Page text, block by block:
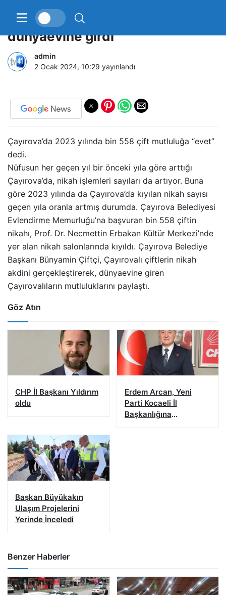
Çayırova’da bin 558 çift
dünyaevine girdi
admin
2 Ocak 2024, 10:29 yayınlandı
Çayırova’da 2023 yılında bin 558 çift mutluluğa “evet”
dedi.
Nüfusun her geçen yıl bir önceki yıla göre arttığı
Çayırova’da, nikah işlemleri sayıları da artıyor. Buna
göre 2023 yılında da Çayırova’da kıyılan nikah sayısı
geçen yıla oranla artmış durumda. Çayırova Belediyesi
Evlendirme Memurluğu’na başvuran bin 558 çiftin
nikahı, Prof. Dr. Necmettin Erbakan Kültür Merkezi’nde
yer alan nikah salonlarında kıyıldı. Çayırova Belediye
Başkanı Bünyamin Çiftçi, Çayırovalı çiftlerin nikah
akdini gerçekleştirerek, dünyaevine giren
Çayırovalıların mutluluklarını paylaştı.
Göz Atın
CHP İl Başkanı Yıldırım
oldu
Erdem Arcan, Yeni
Parti Kocaeli İl
Başkanlığına
Başkan Büyükakın
Ulaşım Projelerini
Yerinde İnceledi
Benzer Haberler